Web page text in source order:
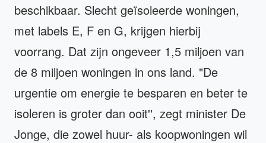
beschikbaar. Slecht geïsoleerde woningen,
met labels E, F en G, krijgen hierbij
voorrang. Dat zijn ongeveer 1,5 miljoen van
de 8 miljoen woningen in ons land. "De
urgentie om energie te besparen en beter te
isoleren is groter dan ooit'', zegt minister De
Jonge, die zowel huur- als koopwoningen wil